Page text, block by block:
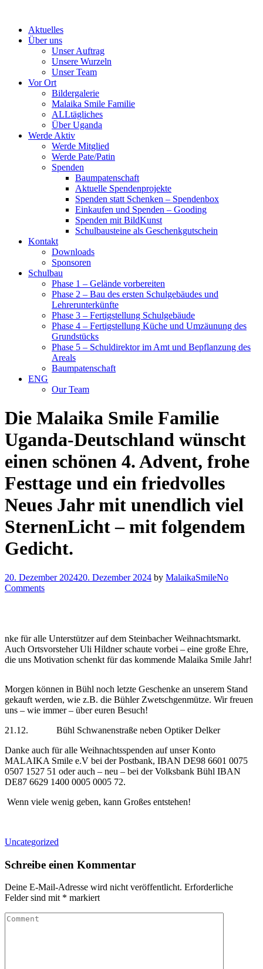
contentAktuelles
Über uns
Unser Auftrag
Unsere Wurzeln
Unser Team
Vor Ort
Bildergalerie
Malaika Smile Familie
ALLtägliches
Über Uganda
Werde Aktiv
Werde Mitglied
Werde Pate/Patin
Spenden
Baumpatenschaft
Aktuelle Spendenprojekte
Spenden statt Schenken – Spendenbox
Einkaufen und Spenden – Gooding
Spenden mit BildKunst
Schulbausteine als Geschenkgutschein
Kontakt
Downloads
Sponsoren
Schulbau
Phase 1 – Gelände vorbereiten
Phase 2 – Bau des ersten Schulgebäudes und
Lehrerunterkünfte
Phase 3 – Fertigstellung Schulgebäude
Phase 4 – Fertigstellung Küche und Umzäunung des
Grundstücks
Phase 5 – Schuldirektor im Amt und Bepflanzung des
Areals
Baumpatenschaft
ENG
Our Team
Die Malaika Smile Familie
Uganda-Deutschland wünscht
einen schönen 4. Advent, frohe
Festtage und ein friedvolles
Neues Jahr mit unendlich viel
SternenLicht – mit folgendem
Gedicht.
20. Dezember 202420. Dezember 2024 by MalaikaSmileNo
Comments
nke für alle Unterstützer auf dem Steinbacher Weihnachtsmarkt.
Auch Ortsvorsteher Uli Hildner schaute vorbei – eine große Ehre,
die uns Motivation schenkt für das kommende Malaika Smile Jahr!
Morgen können in Bühl noch letzte Geschenke an unserem Stand
gekauft werden, wie z.B. die Bühler Zwetschgenmütze. Wir freuen
uns – wie immer – über euren Besuch!
21.12. Bühl Schwanenstraße neben Optiker Delker
Danke auch für alle Weihnachtsspenden auf unser Konto
MALAIKA Smile e.V bei der Postbank, IBAN DE98 6601 0075
0507 1527 51 oder auch – neu – bei der Volksbank Bühl IBAN
DE87 6629 1400 0005 0005 72.
Wenn viele wenig geben, kann Großes entstehen!
Uncategorized
Schreibe einen Kommentar
Deine E-Mail-Adresse wird nicht veröffentlicht. Erforderliche
Felder sind mit * markiert